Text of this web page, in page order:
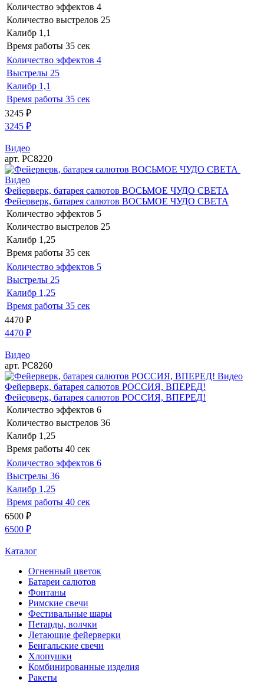
Количество эффектов 4
Количество выстрелов 25
Калибр 1,1
Время работы 35 сек
Количество эффектов 4
Выстрелы 25
Калибр 1,1
Время работы 35 сек
3245 ₽
3245 ₽
Видео
арт. РС8220
Видео
Фейерверк, батарея салютов ВОСЬМОЕ ЧУДО СВЕТА
Фейерверк, батарея салютов ВОСЬМОЕ ЧУДО СВЕТА
Количество эффектов 5
Количество выстрелов 25
Калибр 1,25
Время работы 35 сек
Количество эффектов 5
Выстрелы 25
Калибр 1,25
Время работы 35 сек
4470 ₽
4470 ₽
Видео
арт. РС8260
Видео
Фейерверк, батарея салютов РОССИЯ, ВПЕРЕД!
Фейерверк, батарея салютов РОССИЯ, ВПЕРЕД!
Количество эффектов 6
Количество выстрелов 36
Калибр 1,25
Время работы 40 сек
Количество эффектов 6
Выстрелы 36
Калибр 1,25
Время работы 40 сек
6500 ₽
6500 ₽
Каталог
Огненный цветок
Батареи салютов
Фонтаны
Римские свечи
Фестивальные шары
Петарды, волчки
Летающие фейерверки
Бенгальские свечи
Хлопушки
Комбинированные изделия
Ракеты